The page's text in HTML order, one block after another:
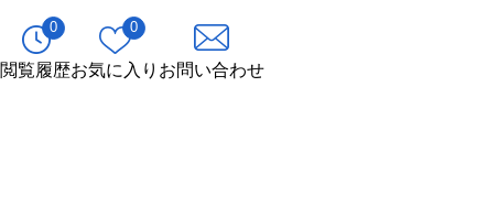
0
閲覧履歴
0
お気に入り お問い合わせ